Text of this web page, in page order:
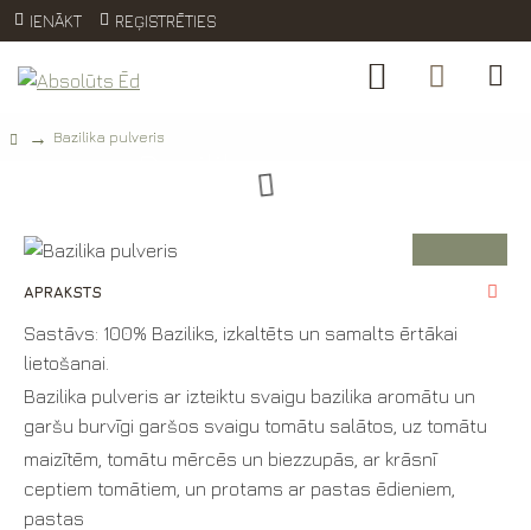
IENĀKT REĢISTRĒTIES
Bazilika pulveris
pulveris
APRAKSTS
Sastāvs: 100% Baziliks, izkaltēts un samalts ērtākai
lietošanai.
Bazilika pulveris ar izteiktu svaigu bazilika aromātu un
garšu burvīgi garšos svaigu tomātu salātos, uz tomātu
maizītēm, tomātu mērcēs un biezzupās, ar krāsnī
ceptiem tomātiem, un protams ar pastas ēdieniem,
pastas